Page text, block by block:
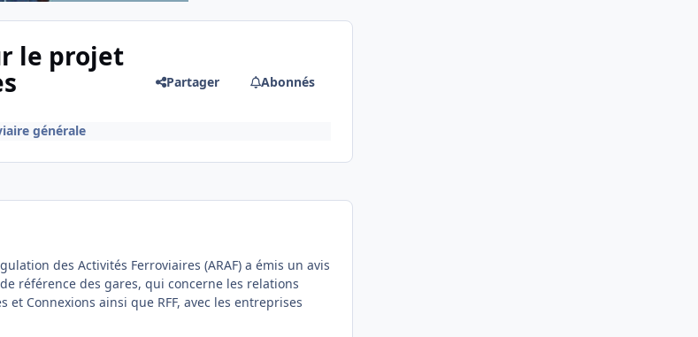
le projet
Partager Abonnés
générale
des Activités Ferroviaires (ARAF) a émis un avis
référence des gares, qui concerne les relations
Connexions ainsi que RFF, avec les entreprises